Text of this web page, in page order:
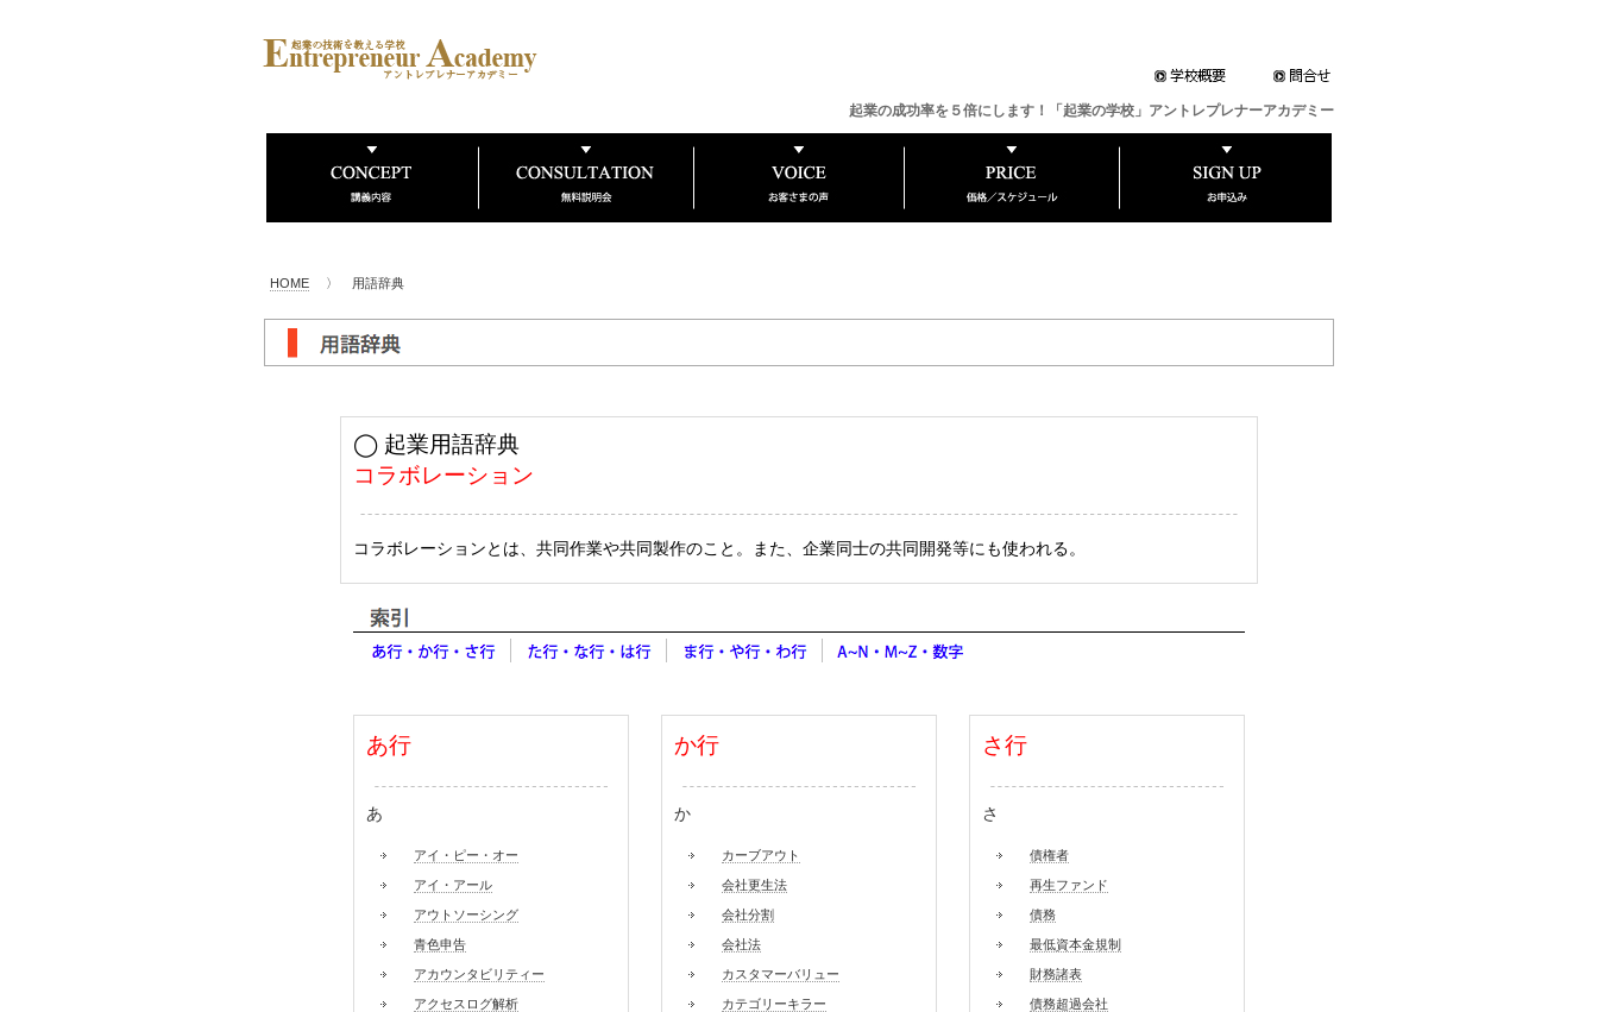
起業の成功率を５倍にします！「起業の学校」アントレプレナーアカデミー
HOME 〉 用語辞典
◯ 起業用語辞典
コラボレーション
コラボレーションとは、共同作業や共同製作のこと。また、企業同士の共同開発等にも使われる。
あ行
あ
アイ・ピー・オー
アイ・アール
アウトソーシング
青色申告
アカウンタビリティー
アクセスログ解析
か行
か
カーブアウト
会社更生法
会社分割
会社法
カスタマーバリュー
カテゴリーキラー
さ行
さ
債権者
再生ファンド
債務
最低資本金規制
財務諸表
債務超過会社